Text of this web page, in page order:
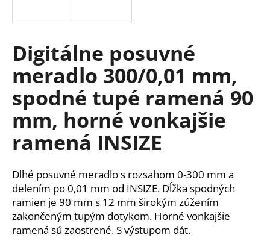
Digitálne posuvné
meradlo 300/0,01 mm,
spodné tupé ramená 90
mm, horné vonkajšie
ramená INSIZE
Dlhé posuvné meradlo s rozsahom 0-300 mm a
delením po 0,01 mm od INSIZE. Dĺžka spodných
ramien je 90 mm s 12 mm širokým zúžením
zakončeným tupým dotykom. Horné vonkajšie
ramená sú zaostrené. S výstupom dát.
s
ť
?
HĽADAŤ
O
d
p
o